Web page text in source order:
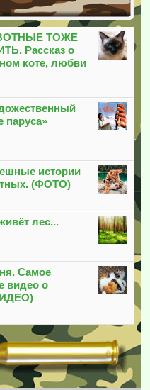
ТОЖЕ
Рассказ о
коте, любви
истории
(ФОТО)
лес...
Самое
видео о